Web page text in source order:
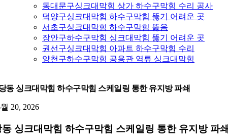
동대문구싱크대막힘 상가 하수구막힘 수리 공사
덕양구싱크대막힘 하수구막힘 뚫기 어려운 곳
서초구싱크대막힘 하수구막힘 뚫음
장안구하수구막힘 싱크대막힘 뚫기 어려운 곳
권선구싱크대막힘 아파트 하수구막힘 수리
양천구하수구막힘 공용관 역류 싱크대막힘
동 싱크대막힘 하수구막힘 스케일링 통한 유지방 파쇄
20, 2026
싱크대막힘 하수구막힘 스케일링 통한 유지방 파쇄